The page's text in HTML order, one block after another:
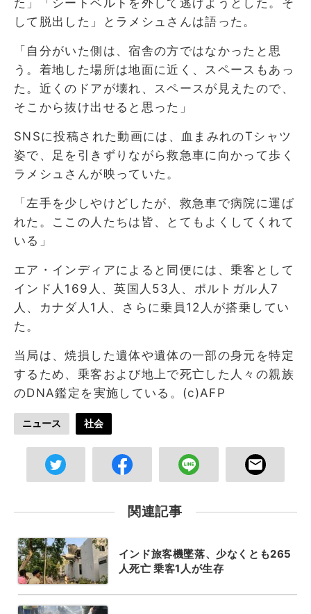
して脱出した」とラメシュさんは語った。
「自分がいた側は、宿舎の方ではなかったと思
う。着地した場所は地面に近く、スペースもあっ
た。近くのドアが壊れ、スペースが見えたので、
そこから抜け出せると思った」
SNSに投稿された動画には、血まみれのTシャツ
姿で、足を引きずりながら救急車に向かって歩く
ラメシュさんが映っていた。
「左手を少しやけどしたが、救急車で病院に運ば
れた。ここの人たちは皆、とてもよくしてくれて
いる」
エア・インディアによると同便には、乗客として
インド人169人、英国人53人、ポルトガル人7
人、カナダ人1人、さらに乗員12人が搭乗してい
た。
当局は、焼損した遺体や遺体の一部の身元を特定
するため、乗客および地上で死亡した人々の親族
のDNA鑑定を実施している。(c)AFP
ニュース 社会
関連記事
インド旅客機墜落、少なくとも265
人死亡 乗客1人が生存